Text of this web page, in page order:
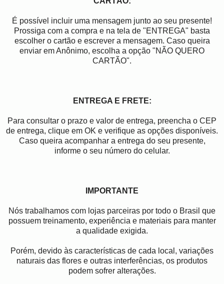
É possível incluir uma mensagem junto ao seu presente!
Prossiga com a compra e na tela de "ENTREGA" basta
escolher o cartão e escrever a mensagem. Caso queira
enviar em Anônimo, escolha a opção "NÃO QUERO
CARTÃO".
ENTREGA E FRETE:
Para consultar o prazo e valor de entrega, preencha o CEP
de entrega, clique em OK e verifique as opções disponíveis.
Caso queira acompanhar a entrega do seu presente,
informe o seu número do celular.
IMPORTANTE
Nós trabalhamos com lojas parceiras por todo o Brasil que
possuem treinamento, experiência e materiais para manter
a qualidade exigida.
Porém, devido às características de cada local, variações
naturais das flores e outras interferências, os produtos
podem sofrer alterações.